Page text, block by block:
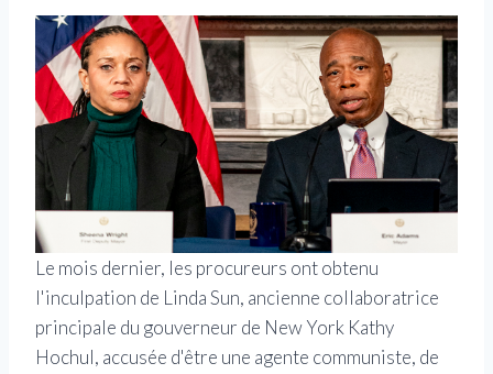
Le mois dernier, les procureurs ont obtenu
l'inculpation de Linda Sun, ancienne collaboratrice
principale du gouverneur de New York Kathy
Hochul, accusée d'être une agente communiste, de